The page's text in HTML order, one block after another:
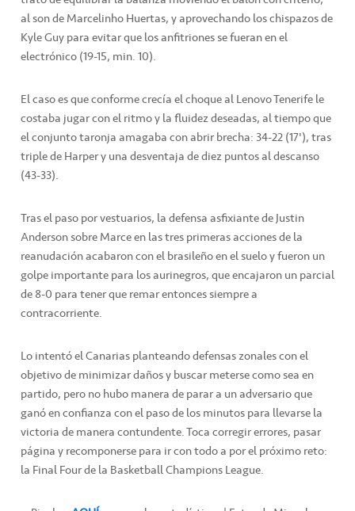
al son de Marcelinho Huertas, y aprovechando los chispazos de
Kyle Guy para evitar que los anfitriones se fueran en el
electrónico (19-15, min. 10).
El caso es que conforme crecía el choque al Lenovo Tenerife le
costaba jugar con el ritmo y la fluidez deseadas, al tiempo que
el conjunto taronja amagaba con abrir brecha: 34-22 (17'), tras
triple de Harper y una desventaja de diez puntos al descanso
(43-33).
Tras el paso por vestuarios, la defensa asfixiante de Justin
Anderson sobre Marce en las tres primeras acciones de la
reanudación acabaron con el brasileño en el suelo y fueron un
golpe importante para los aurinegros, que encajaron un parcial
de 8-0 para tener que remar entonces siempre a
contracorriente.
Lo intentó el Canarias planteando defensas zonales con el
objetivo de minimizar daños y buscar meterse como sea en
partido, pero no hubo manera de parar a un adversario que
ganó en confianza con el paso de los minutos para llevarse la
victoria de manera contundente. Toca corregir errores, pasar
página y recomponerse para ir con todo a por el próximo reto:
la Final Four de la Basketball Champions League.